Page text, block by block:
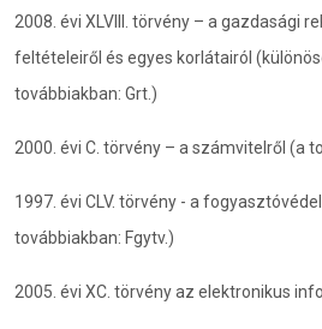
2008. évi XLVIII. törvény – a gazdasági
feltételeiről és egyes korlátairól
továbbiakban: Grt.)
2000. évi C. törvény – a számvitelről (a
1997. évi CLV. törvény - a
továbbiakban: Fgytv.)
2005. évi XC. törvény az elektronikus